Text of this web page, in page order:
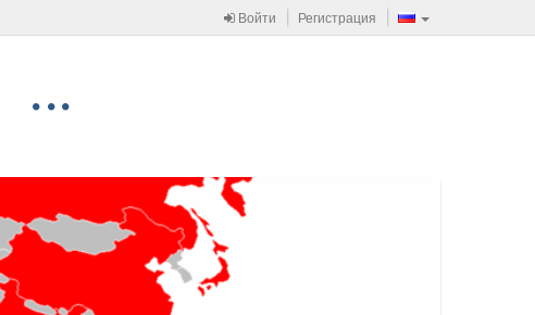
Войти Регистрация